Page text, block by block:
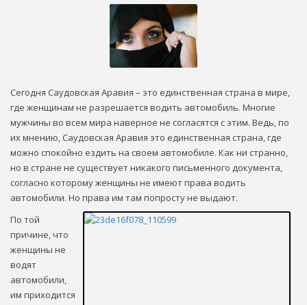
Сегодня Саудовская Аравия – это единственная страна в мире,
где женщинам не разрешается водить автомобиль. Многие
мужчины во всем мира наверное не согласятся с этим. Ведь, по
их мнению, Саудовская Аравия это единственная страна, где
можно спокойно ездить на своем автомобиле. Как ни странно,
но в стране не существует никакого письменного документа,
согласно которому женщины не имеют права водить
автомобили. Но права им там попросту не выдают.
По той
причине, что
женщины не
водят
автомобили,
им приходится